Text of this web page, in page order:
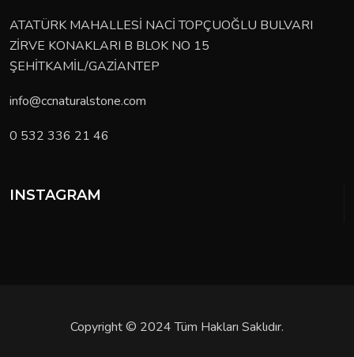
ATATÜRK MAHALLESİ NACİ TOPÇUOĞLU BULVARI ZİRVE KONAKLARI B BLOK NO 15 ŞEHİTKAMİL/GAZİANTEP
info@ccnaturalstone.com
0 532 336 21 46
INSTAGRAM
Copyright © 2024 Tüm Hakları Saklıdır.